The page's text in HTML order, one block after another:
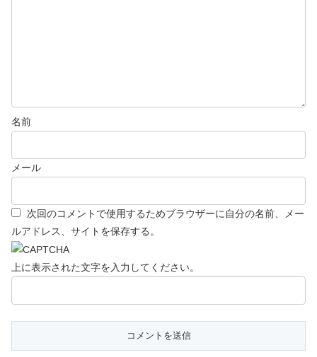
名前
メール
次回のコメントで使用するためブラウザーに自分の名前、メー
ルアドレス、サイトを保存する。
上に表示された文字を入力してください。